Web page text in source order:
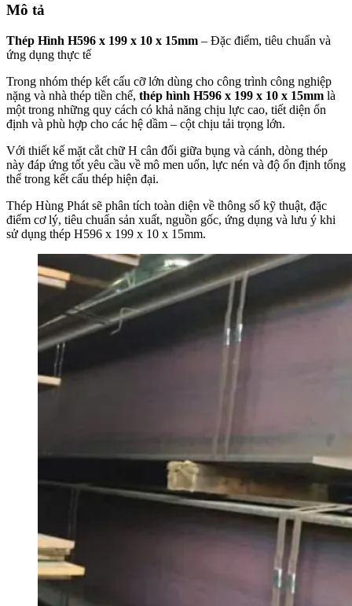
Mô tả
Thép Hình H596 x 199 x 10 x 15mm – Đặc điểm, tiêu chuẩn và
ứng dụng thực tế
Trong nhóm thép kết cấu cỡ lớn dùng cho công trình công nghiệp
nặng và nhà thép tiền chế, thép hình H596 x 199 x 10 x 15mm là
một trong những quy cách có khả năng chịu lực cao, tiết diện ổn
định và phù hợp cho các hệ dầm – cột chịu tải trọng lớn.
Với thiết kế mặt cắt chữ H cân đối giữa bụng và cánh, dòng thép
này đáp ứng tốt yêu cầu về mô men uốn, lực nén và độ ổn định tổng
thể trong kết cấu thép hiện đại.
Thép Hùng Phát sẽ phân tích toàn diện về thông số kỹ thuật, đặc
điểm cơ lý, tiêu chuẩn sản xuất, nguồn gốc, ứng dụng và lưu ý khi
sử dụng thép H596 x 199 x 10 x 15mm.